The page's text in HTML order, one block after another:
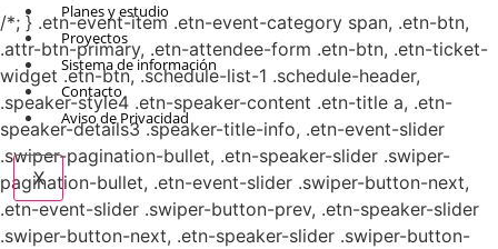
Planes y estudio
Proyectos
Sistema de información
Contacto
Aviso de Privacidad
X
/*; } .etn-event-item .etn-event-category span, .etn-btn,
.attr-btn-primary, .etn-attendee-form .etn-btn, .etn-ticket-
widget .etn-btn, .schedule-list-1 .schedule-header,
.speaker-style4 .etn-speaker-content .etn-title a, .etn-
speaker-details3 .speaker-title-info, .etn-event-slider
.swiper-pagination-bullet, .etn-speaker-slider .swiper-
pagination-bullet, .etn-event-slider .swiper-button-next,
.etn-event-slider .swiper-button-prev, .etn-speaker-slider
.swiper-button-next, .etn-speaker-slider .swiper-button-